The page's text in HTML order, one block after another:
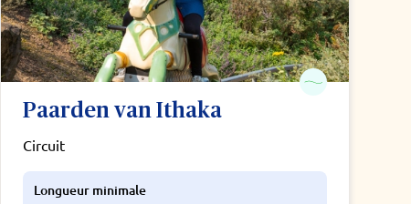
Paarden van Ithaka
Circuit
Longueur minimale